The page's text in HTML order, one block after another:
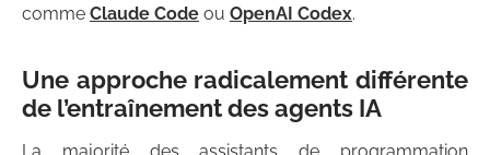
comme Claude Code ou OpenAI Codex.
Une approche radicalement différente
de l’entraînement des agents IA